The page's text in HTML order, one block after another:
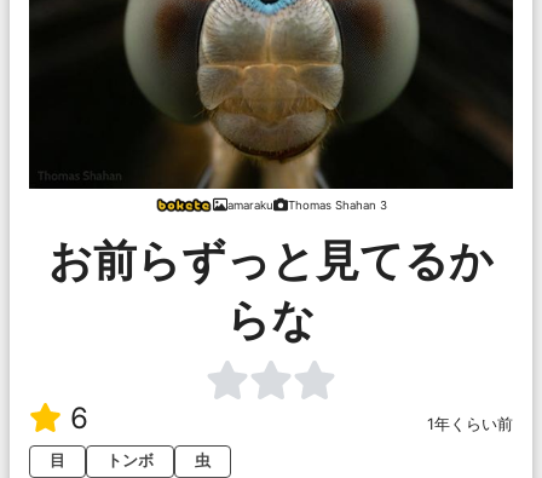
amaraku Thomas Shahan 3
お前らずっと見てるか
らな
6
1年くらい前
目
トンボ 虫